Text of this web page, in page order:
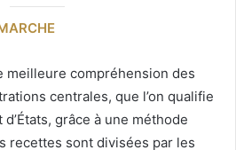
meilleure compréhension des
centrales, que l’on qualifie
grâce à une méthode
recettes sont divisées par les